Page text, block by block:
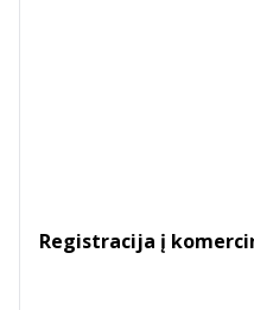
Registracija į